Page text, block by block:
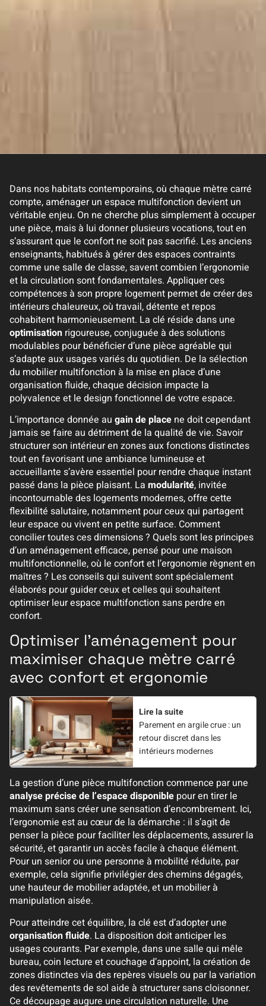
Dans nos habitats contemporains, où chaque mètre carré
compte, aménager un espace multifonction devient un
véritable enjeu. On ne cherche plus simplement à occuper
une pièce, mais à lui donner plusieurs vocations, tout en
s’assurant que le confort ne soit pas sacrifié. Les anciens
enseignants, habitués à gérer des espaces contraints
comme une salle de classe, savent combien l’ergonomie
et la circulation sont fondamentales. Appliquer ces
compétences à son propre logement permet de créer des
intérieurs chaleureux, où travail, détente et repos
cohabitent harmonieusement. La clé réside dans une
optimisation rigoureuse, conjuguée à des solutions
modulables pour bénéficier d’une pièce agréable qui
s’adapte aux usages variés du quotidien. De la sélection
du mobilier multifonction à la mise en place d’une
organisation fluide, chaque décision impacte la
polyvalence et le design fonctionnel de votre espace.
L’importance donnée au gain de place ne doit cependant
jamais se faire au détriment de la qualité de vie. Savoir
structurer son intérieur en zones aux fonctions distinctes
tout en favorisant une ambiance lumineuse et
accueillante s’avère essentiel pour rendre chaque instant
passé dans la pièce plaisant. La modularité, invitée
incontournable des logements modernes, offre cette
flexibilité salutaire, notamment pour ceux qui partagent
leur espace ou vivent en petite surface. Comment
concilier toutes ces dimensions ? Quels sont les principes
d’un aménagement efficace, pensé pour une maison
multifonctionnelle, où le confort et l’ergonomie règnent en
maîtres ? Les conseils qui suivent sont spécialement
élaborés pour guider ceux et celles qui souhaitent
optimiser leur espace multifonction sans perdre en
confort.
Optimiser l’aménagement pour
maximiser chaque mètre carré
avec confort et ergonomie
Lire la suite
Parement en argile crue : un
retour discret dans les
intérieurs modernes
La gestion d’une pièce multifonction commence par une
analyse précise de l’espace disponible pour en tirer le
maximum sans créer une sensation d’encombrement. Ici,
l’ergonomie est au cœur de la démarche : il s’agit de
penser la pièce pour faciliter les déplacements, assurer la
sécurité, et garantir un accès facile à chaque élément.
Pour un senior ou une personne à mobilité réduite, par
exemple, cela signifie privilégier des chemins dégagés,
une hauteur de mobilier adaptée, et un mobilier à
manipulation aisée.
Pour atteindre cet équilibre, la clé est d’adopter une
organisation fluide. La disposition doit anticiper les
usages courants. Par exemple, dans une salle qui mêle
bureau, coin lecture et couchage d’appoint, la création de
zones distinctes via des repères visuels ou par la variation
des revêtements de sol aide à structurer sans cloisonner.
Ce découpage augure une circulation naturelle. Une